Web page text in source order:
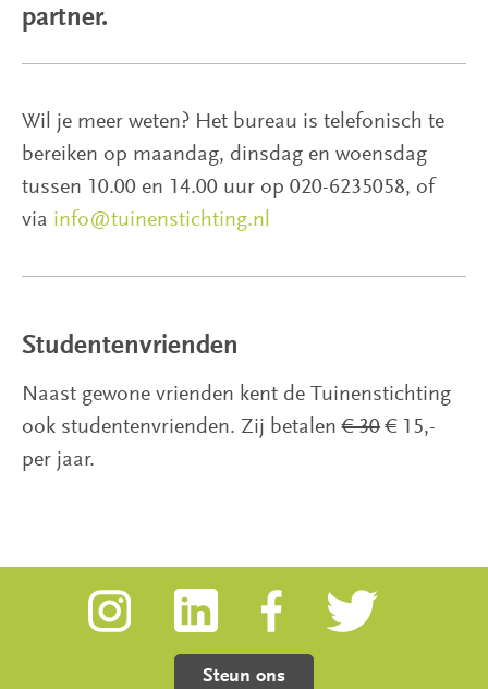
partner.
Wil je meer weten? Het bureau is telefonisch te
bereiken op maandag, dinsdag en woensdag
tussen 10.00 en 14.00 uur op 020-6235058, of
via info@tuinenstichting.nl
Studentenvrienden
Naast gewone vrienden kent de Tuinenstichting
ook studentenvrienden. Zij betalen€ 30€ 15,-
per jaar.
Steun ons